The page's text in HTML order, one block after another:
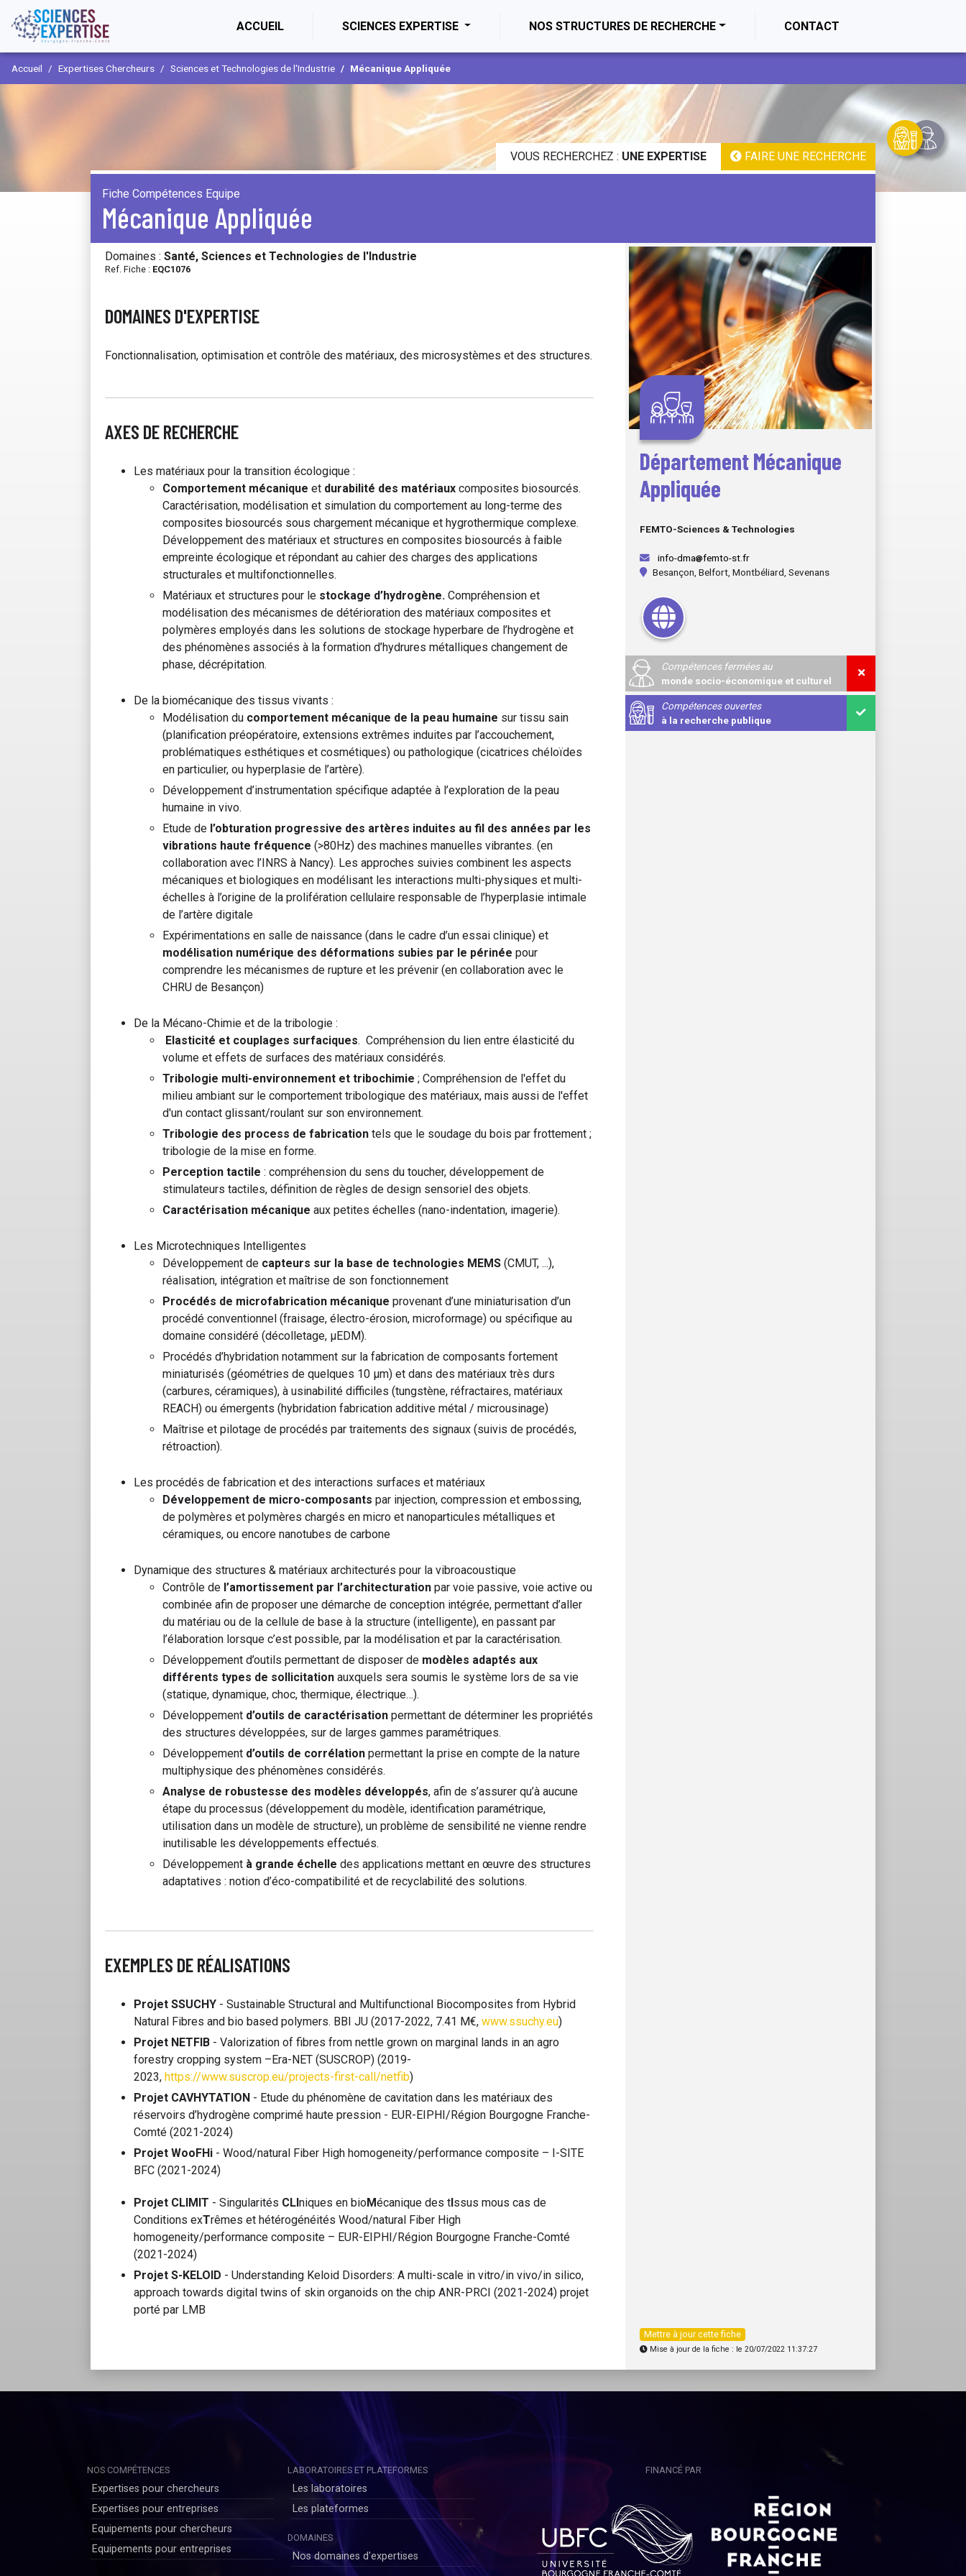
ACCUEIL (CURRENT)SCIENCES EXPERTISE NOS STRUCTURES DE RECHERCHE CONTACT
Accueil Expertises Chercheurs Sciences et Technologies de l'Industrie Mécanique Appliquée
VOUS RECHERCHEZ : UNE EXPERTISE FAIRE UNE RECHERCHE
Fiche Compétences Equipe
Mécanique Appliquée
Domaines : Santé, Sciences et Technologies de l'Industrie
Ref. Fiche : EQC1076
DOMAINES D'EXPERTISE
Fonctionnalisation, optimisation et contrôle des matériaux, des microsystèmes et des structures.
AXES DE RECHERCHE
Les matériaux pour la transition écologique :
Comportement mécanique et durabilité des matériaux composites biosourcés.
Caractérisation, modélisation et simulation du comportement au long-terme des
composites biosourcés sous chargement mécanique et hygrothermique complexe.
Développement des matériaux et structures en composites biosourcés à faible
empreinte écologique et répondant au cahier des charges des applications
structurales et multifonctionnelles.
Matériaux et structures pour le stockage d’hydrogène. Compréhension et
modélisation des mécanismes de détérioration des matériaux composites et
polymères employés dans les solutions de stockage hyperbare de l’hydrogène et
des phénomènes associés à la formation d’hydrures métalliques changement de
phase, décrépitation.
De la biomécanique des tissus vivants :
Modélisation du comportement mécanique de la peau humaine sur tissu sain
(planification préopératoire, extensions extrêmes induites par l’accouchement,
problématiques esthétiques et cosmétiques) ou pathologique (cicatrices chéloïdes
en particulier, ou hyperplasie de l’artère).
Développement d’instrumentation spécifique adaptée à l’exploration de la peau
humaine in vivo.
Etude de l’obturation progressive des artères induites au fil des années par les
vibrations haute fréquence (>80Hz) des machines manuelles vibrantes. (en
collaboration avec l’INRS à Nancy). Les approches suivies combinent les aspects
mécaniques et biologiques en modélisant les interactions multi-physiques et multi-
échelles à l’origine de la prolifération cellulaire responsable de l’hyperplasie intimale
de l’artère digitale
Expérimentations en salle de naissance (dans le cadre d’un essai clinique) et
modélisation numérique des déformations subies par le périnée pour
comprendre les mécanismes de rupture et les prévenir (en collaboration avec le
CHRU de Besançon)
De la Mécano-Chimie et de la tribologie :
Elasticité et couplages surfaciques. Compréhension du lien entre élasticité du
volume et effets de surfaces des matériaux considérés.
Tribologie multi-environnement et tribochimie ; Compréhension de l'effet du
milieu ambiant sur le comportement tribologique des matériaux, mais aussi de l'effet
d'un contact glissant/roulant sur son environnement.
Tribologie des process de fabrication tels que le soudage du bois par frottement ;
tribologie de la mise en forme.
Perception tactile : compréhension du sens du toucher, développement de
stimulateurs tactiles, définition de règles de design sensoriel des objets.
Caractérisation mécanique aux petites échelles (nano-indentation, imagerie).
Les Microtechniques Intelligentes
Développement de capteurs sur la base de technologies MEMS (CMUT, ...),
réalisation, intégration et maîtrise de son fonctionnement
Procédés de microfabrication mécanique provenant d’une miniaturisation d’un
procédé conventionnel (fraisage, électro-érosion, microformage) ou spécifique au
domaine considéré (décolletage, µEDM).
Procédés d’hybridation notamment sur la fabrication de composants fortement
miniaturisés (géométries de quelques 10 µm) et dans des matériaux très durs
(carbures, céramiques), à usinabilité difficiles (tungstène, réfractaires, matériaux
REACH) ou émergents (hybridation fabrication additive métal / microusinage)
Maîtrise et pilotage de procédés par traitements des signaux (suivis de procédés,
rétroaction).
Les procédés de fabrication et des interactions surfaces et matériaux
Développement de micro-composants par injection, compression et embossing,
de polymères et polymères chargés en micro et nanoparticules métalliques et
céramiques, ou encore nanotubes de carbone
Dynamique des structures & matériaux architecturés pour la vibroacoustique
Contrôle de l’amortissement par l’architecturation par voie passive, voie active ou
combinée afin de proposer une démarche de conception intégrée, permettant d’aller
du matériau ou de la cellule de base à la structure (intelligente), en passant par
l’élaboration lorsque c’est possible, par la modélisation et par la caractérisation.
Développement d’outils permettant de disposer de modèles adaptés aux
différents types de sollicitation auxquels sera soumis le système lors de sa vie
(statique, dynamique, choc, thermique, électrique…).
Développement d’outils de caractérisation permettant de déterminer les propriétés
des structures développées, sur de larges gammes paramétriques.
Développement d’outils de corrélation permettant la prise en compte de la nature
multiphysique des phénomènes considérés.
Analyse de robustesse des modèles développés, afin de s’assurer qu’à aucune
étape du processus (développement du modèle, identification paramétrique,
utilisation dans un modèle de structure), un problème de sensibilité ne vienne rendre
inutilisable les développements effectués.
Développement à grande échelle des applications mettant en œuvre des structures
adaptatives : notion d’éco-compatibilité et de recyclabilité des solutions.
EXEMPLES DE RÉALISATIONS
Projet SSUCHY - Sustainable Structural and Multifunctional Biocomposites from Hybrid
Natural Fibres and bio based polymers. BBI JU (2017-2022, 7.41 M€, www.ssuchy.eu)
Projet NETFIB - Valorization of fibres from nettle grown on marginal lands in an agro
forestry cropping system –Era-NET (SUSCROP) (2019-
2023, https://www.suscrop.eu/projects-first-call/netfib)
Projet CAVHYTATION - Etude du phénomène de cavitation dans les matériaux des
réservoirs d’hydrogène comprimé haute pression - EUR-EIPHI/Région Bourgogne Franche-
Comté (2021-2024)
Projet WooFHi - Wood/natural Fiber High homogeneity/performance composite – I-SITE
BFC (2021-2024)
Projet CLIMIT - Singularités CLIniques en bioMécanique des tIssus mous cas de
Conditions exTrêmes et hétérogénéités Wood/natural Fiber High
homogeneity/performance composite – EUR-EIPHI/Région Bourgogne Franche-Comté
(2021-2024)
Projet S-KELOID - Understanding Keloid Disorders: A multi-scale in vitro/in vivo/in silico,
approach towards digital twins of skin organoids on the chip ANR-PRCI (2021-2024) projet
porté par LMB
Département Mécanique
Appliquée
FEMTO-Sciences & Technologies
info-dma
femto-st.fr
Besançon, Belfort, Montbéliard, Sevenans
Compétences fermées au
monde socio-économique et culturel
Compétences ouvertes
à la recherche publique
Mettre à jour cette fiche
Mise à jour de la fiche : le 20/07/2022 11:37:27
NOS COMPÉTENCES
Expertises pour chercheurs
Expertises pour entreprises
Equipements pour chercheurs
Equipements pour entreprises
LABORATOIRES ET PLATEFORMES
Les laboratoires
Les plateformes
DOMAINES
Nos domaines d'expertises
FINANCÉ PAR